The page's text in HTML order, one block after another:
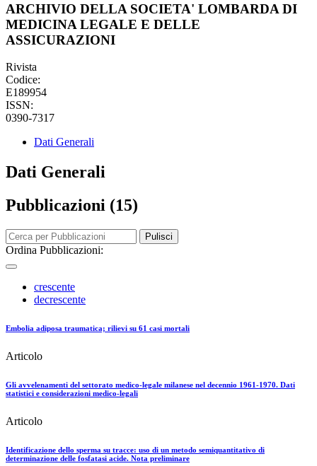
ARCHIVIO DELLA SOCIETA' LOMBARDA DI
MEDICINA LEGALE E DELLE
ASSICURAZIONI
Rivista
Codice:
E189954
ISSN:
0390-7317
Dati Generali
Dati Generali
Pubblicazioni (15)
Pulisci
Ordina Pubblicazioni:
crescente
decrescente
Embolia adiposa traumatica; rilievi su 61 casi mortali
Articolo
Gli avvelenamenti del settorato medico-legale milanese nel decennio 1961-1970. Dati
statistici e considerazioni medico-legali
Articolo
Identificazione dello sperma su tracce: uso di un metodo semiquantitativo di
determinazione delle fosfatasi acide. Nota preliminare